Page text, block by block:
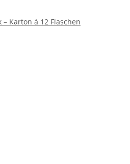
Karton á 12 Flaschen